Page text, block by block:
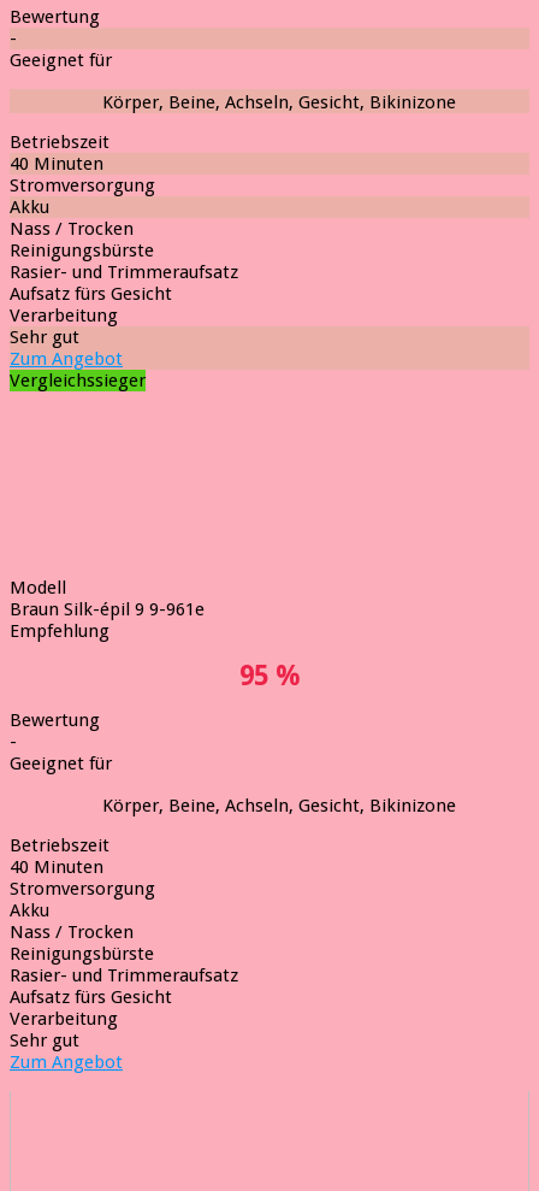
Bewertung
-
Geeignet für
Körper, Beine, Achseln, Gesicht, Bikinizone
Betriebszeit
40 Minuten
Stromversorgung
Akku
Nass / Trocken
Reinigungsbürste
Rasier- und Trimmeraufsatz
Aufsatz fürs Gesicht
Verarbeitung
Sehr gut
Zum Angebot
Vergleichssieger
Modell
Braun Silk-épil 9 9-961e
Empfehlung
95 %
Bewertung
-
Geeignet für
Körper, Beine, Achseln, Gesicht, Bikinizone
Betriebszeit
40 Minuten
Stromversorgung
Akku
Nass / Trocken
Reinigungsbürste
Rasier- und Trimmeraufsatz
Aufsatz fürs Gesicht
Verarbeitung
Sehr gut
Zum Angebot